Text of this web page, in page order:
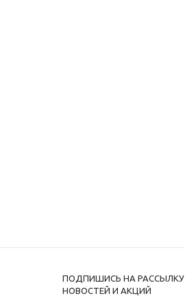
ПОДПИШИСЬ НА РАССЫЛКУ
НОВОСТЕЙ И АКЦИЙ